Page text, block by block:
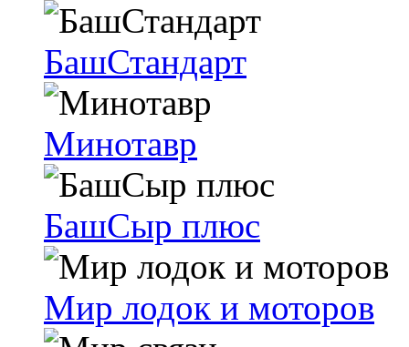
БашСтандарт
Минотавр
БашСыр плюс
Мир лодок и моторов